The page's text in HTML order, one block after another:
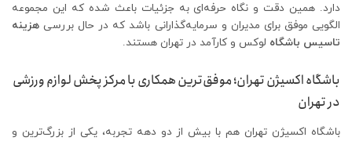
دارد. همین دقت و نگاه حرفه‌ای به جزئیات باعث شده که این مجموعه
الگویی موفق برای مدیران و سرمایه‌گذارانی باشد که در حال بررسی هزینه
تاسیس باشگاه لوکس و کارآمد در تهران هستند.
باشگاه اکسیژن تهران؛ موفق‌ترین همکاری با مرکز پخش لوازم ورزشی
در تهران
باشگاه اکسیژن تهران هم با بیش از دو دهه تجربه، یکی از بزرگ‌ترین و